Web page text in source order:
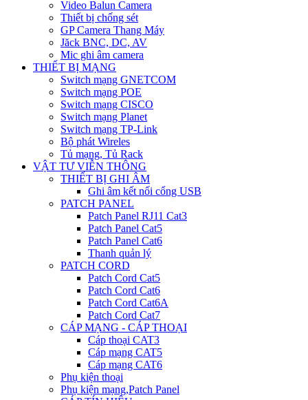
Video Balun Camera
Thiết bị chống sét
GP Camera Thang Máy
Jăck BNC, DC, AV
Mic ghi âm camera
THIẾT BỊ MẠNG
Switch mạng GNETCOM
Switch mạng POE
Switch mạng CISCO
Switch mạng Planet
Switch mạng TP-Link
Bộ phát Wireles
Tủ mạng, Tủ Rack
VẬT TƯ VIỄN THÔNG
THIẾT BỊ GHI ÂM
Ghi âm kết nối cổng USB
PATCH PANEL
Patch Panel RJ11 Cat3
Patch Panel Cat5
Patch Panel Cat6
Thanh quản lý
PATCH CORD
Patch Cord Cat5
Patch Cord Cat6
Patch Cord Cat6A
Patch Cord Cat7
CÁP MẠNG - CÁP THOẠI
Cáp thoại CAT3
Cáp mạng CAT5
Cáp mạng CAT6
Phụ kiện thoại
Phụ kiện mạng,Patch Panel